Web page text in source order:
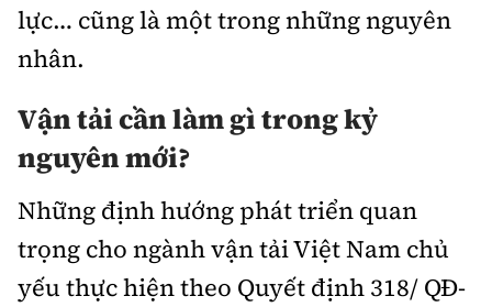
lực… cũng là một trong những nguyên
nhân.
Vận tải cần làm gì trong kỷ
nguyên mới?
Những định hướng phát triển quan
trọng cho ngành vận tải Việt Nam chủ
yếu thực hiện theo Quyết định 318/ QĐ-